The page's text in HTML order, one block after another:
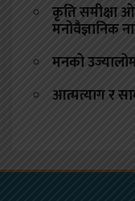
कृति समीक्षा
मनोवैज्ञानिक
मनको
आत्मत्याग र